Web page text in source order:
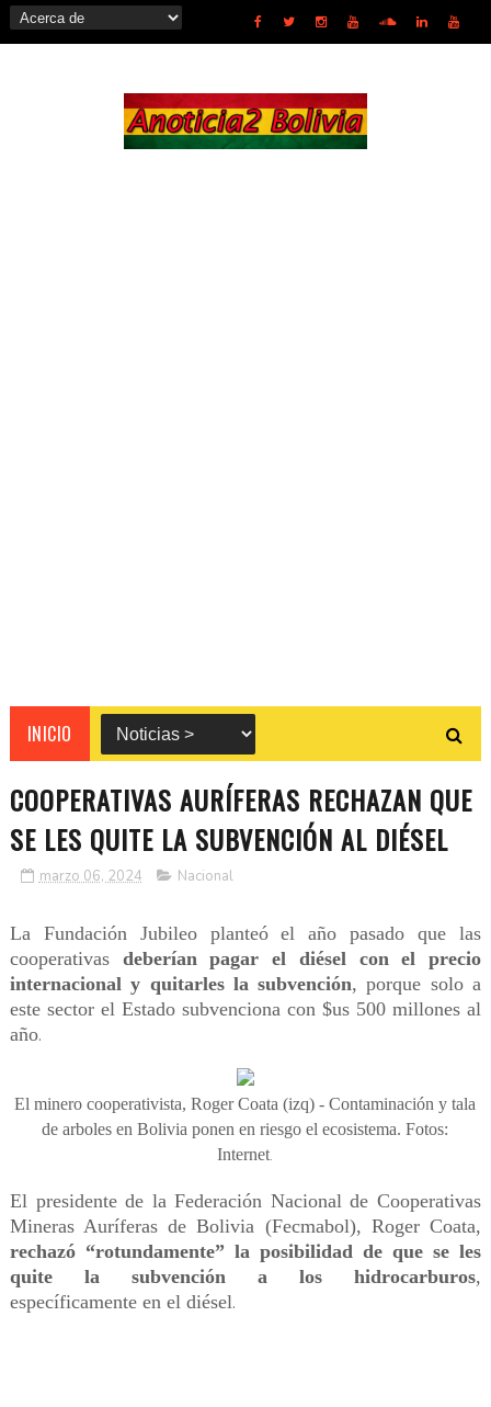
INICIO
COOPERATIVAS AURÍFERAS RECHAZAN QUE
SE LES QUITE LA SUBVENCIÓN AL DIÉSEL
marzo 06, 2024 Nacional
La Fundación Jubileo planteó el año pasado que las
cooperativas deberían pagar el diésel con el precio
internacional y quitarles la subvención, porque solo a
este sector el Estado subvenciona con $us 500 millones al
año.
El minero cooperativista, Roger Coata (izq) - Contaminación y tala
de arboles en Bolivia ponen en riesgo el ecosistema. Fotos:
Internet.
El presidente de la Federación Nacional de Cooperativas
Mineras Auríferas de Bolivia (Fecmabol), Roger Coata,
rechazó “rotundamente” la posibilidad de que se les
quite la subvención a los hidrocarburos,
específicamente en el diésel.